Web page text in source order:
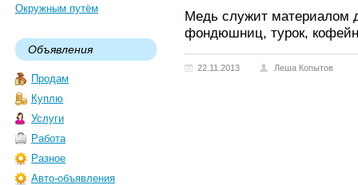
Окружным путём
Объявления
Продам
Куплю
Услуги
Работа
Разное
Авто-объявления
Медь служит материалом
фондюшниц, турок,
22.11.2013 Леша Копытов